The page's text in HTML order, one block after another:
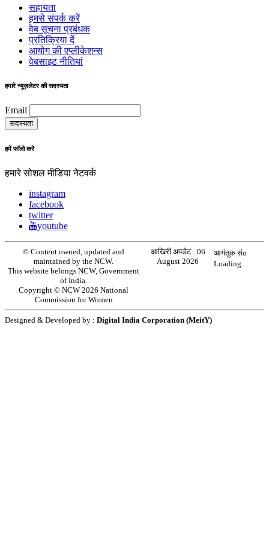
सहायता
हमसे संपर्क करें
वेब सूचना प्रबंधक
प्रतिक्रिया दें
आयोग की एप्लीकेशन्स
वेबसाइट नीतियां
हमारे न्यूज़लेटर की सदस्यता
Email
हमें फॉलो करें
हमारे सोशल मीडिया नेटवर्क
instagram
facebook
twitter
youtube
© Content owned, updated and
maintained by the NCW.
This website belongs NCW, Government
of India.
Copyright © NCW 2026 National
Commission for Women
आखिरी अपडेट : 06
August 2026
आगंतुक संo
Loading..
Designed & Developed by : Digital India Corporation (MeitY)